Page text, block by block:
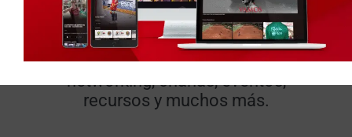
Regístrate para entrar en nuestra
red de mujeres vinculadas al
deporte y no te pierdas nada:
networking, charlas, eventos,
recursos y muchos más.